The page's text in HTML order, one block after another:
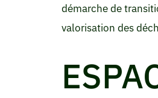
démarche de
valorisation des